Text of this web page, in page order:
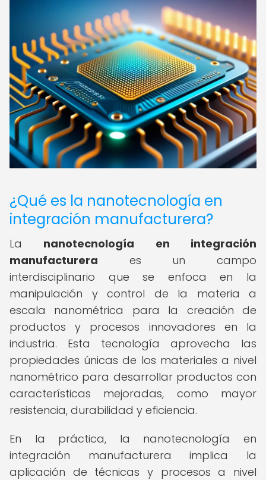
¿Qué es la nanotecnología en
integración manufacturera?
La nanotecnología en integración
manufacturera es un campo
interdisciplinario que se enfoca en la
manipulación y control de la materia a
escala nanométrica para la creación de
productos y procesos innovadores en la
industria. Esta tecnología aprovecha las
propiedades únicas de los materiales a nivel
nanométrico para desarrollar productos con
características mejoradas, como mayor
resistencia, durabilidad y eficiencia.
En la práctica, la nanotecnología en
integración manufacturera implica la
aplicación de técnicas y procesos a nivel